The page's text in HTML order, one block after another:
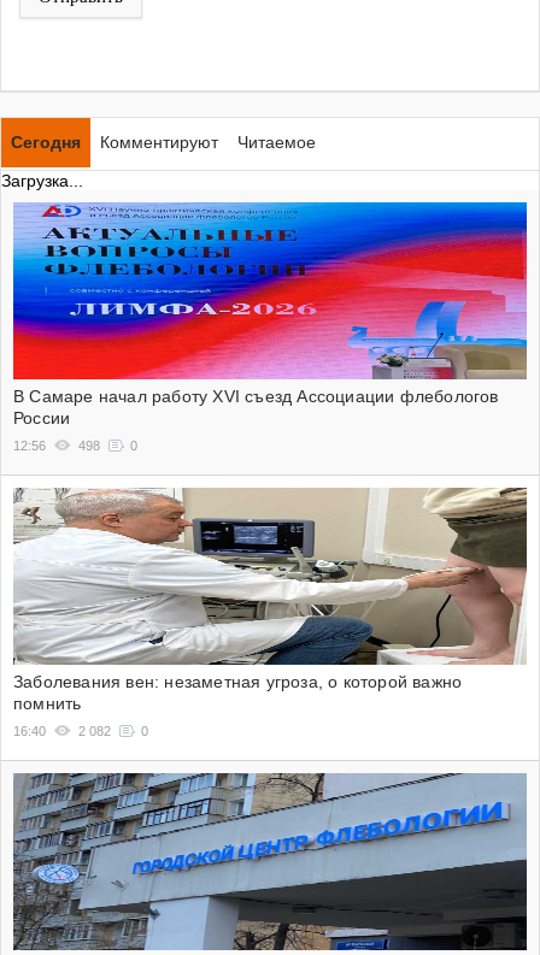
Сегодня Комментируют
Читаемое
Загрузка...
В Самаре начал работу XVI съезд Ассоциации флебологов
России
12:56 498 0
Заболевания вен: незаметная угроза, о которой важно
помнить
16:40 2 082 0